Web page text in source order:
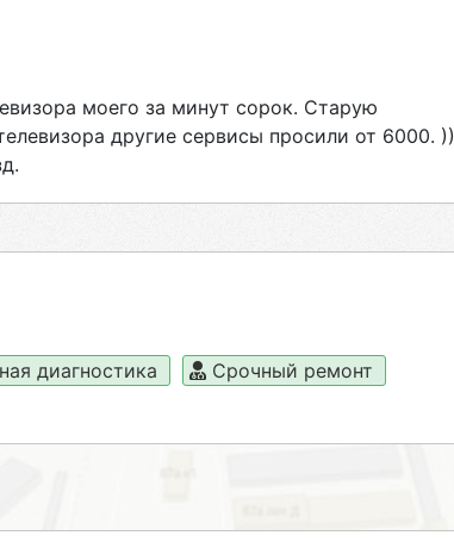
моего за минут сорок. Старую
другие сервисы просили от 6000. ))
диагностика
Срочный ремонт